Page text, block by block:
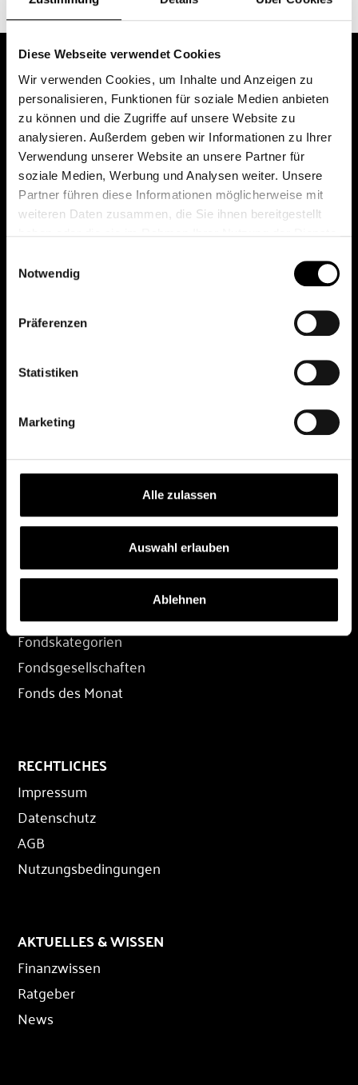
Diese Webseite verwendet Cookies
Wir verwenden Cookies, um Inhalte und Anzeigen zu
personalisieren, Funktionen für soziale Medien anbieten
zu können und die Zugriffe auf unsere Website zu
analysieren. Außerdem geben wir Informationen zu Ihrer
Verwendung unserer Website an unsere Partner für
soziale Medien, Werbung und Analysen weiter. Unsere
Partner führen diese Informationen möglicherweise mit
weiteren Daten zusammen, die Sie ihnen bereitgestellt
Notwendig
Präferenzen
Statistiken
Marketing
Alle zulassen
Auswahl erlauben
Ablehnen
Das erste Depot in Österreich mit 0€ Kontoführung,
0€ Ausgabeaufschlag und 0€ Depotgebühren bei
© 2026 FondsDepot AT
DEPOT
Depot übertragen
Depot-Login
FONDS
Fondssuche
Fondskategorien
Fondsgesellschaften
Fonds des Monat
RECHTLICHES
Impressum
Datenschutz
AGB
Nutzungsbedingungen
AKTUELLES & WISSEN
Finanzwissen
Ratgeber
News